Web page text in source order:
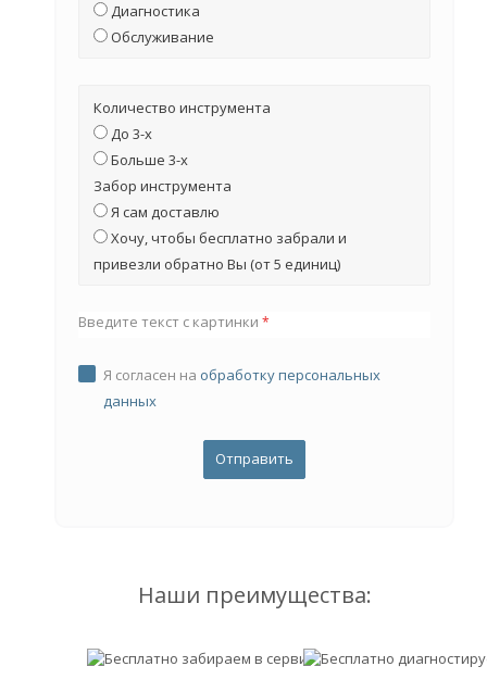
Диагностика
Обслуживание
Количество инструмента
До 3-х
Больше 3-х
Забор инструмента
Я сам доставлю
Хочу, чтобы бесплатно забрали и
привезли обратно Вы (от 5 единиц)
Введите текст с картинки *
Я согласен на обработку персональных
данных
Наши преимущества: